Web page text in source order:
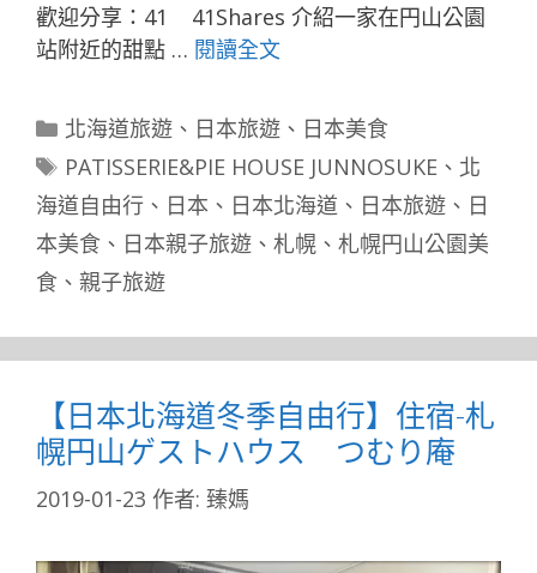
歡迎分享：41 41Shares 介紹一家在円山公園
站附近的甜點 … 閱讀全文
分
類
北海道旅遊、 日本旅遊、 日本美食
標
籤
PATISSERIE&PIE HOUSE JUNNOSUKE、 北
海道自由行 、 日本 、 日本北海道 、 日本旅遊 、 日
本美食 、 日本親子旅遊 、 札幌 、 札幌円山公園美
食 、 親子旅遊
【日本北海道冬季自由行】住宿-札
幌円山ゲストハウス つむり庵
2019-01-23 作者: 臻媽